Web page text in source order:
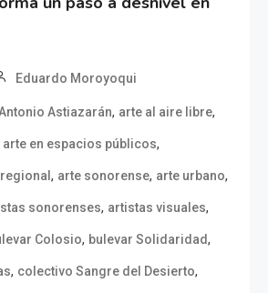
Eduardo Moroyoqui
Astiazarán, arte al aire libre,
arte en espacios públicos,
, arte sonorense, arte urbano,
sonorenses, artistas visuales,
Colosio, bulevar Solidaridad,
, colectivo Sangre del Desierto,